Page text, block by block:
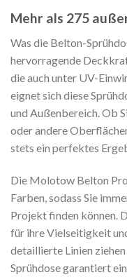
Mehr als 275
Was die Belton-
hervorragende
die auch unter UV-
eignet sich diese
und Außenbereich. Ob
oder andere
stets ein perfektes
Die Molotow Belton
Farben, sodass Sie
Projekt finden können.
für ihre Vielseitigkeit
detaillierte Linien
Sprühdose garantiert